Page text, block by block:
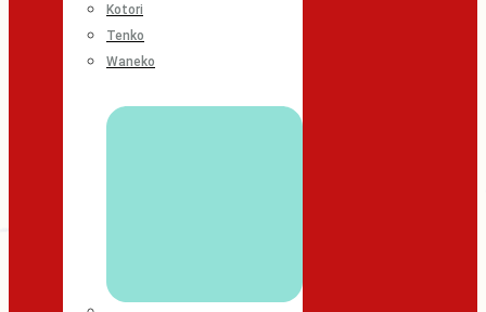
Kotori
Tenko
Waneko